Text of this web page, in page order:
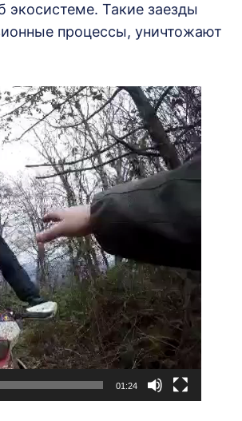
Такие заезды
процессы, уничтожают
01:24